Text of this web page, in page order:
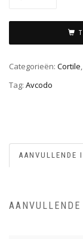
Categorieën: Cortile,
Tag: Avcodo
AANVULLENDE